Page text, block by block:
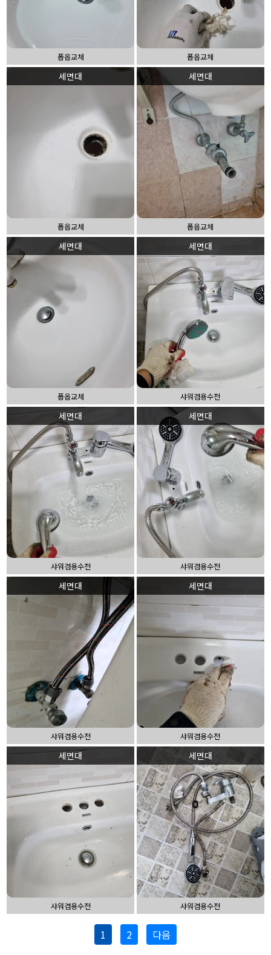
폽옵교체 폽옵교체
세면대
폽옵교체
세면대
폽옵교체
세면대
폽옵교체
세면대
샤워겸용수전
세면대
샤워겸용수전
세면대
샤워겸용수전
세면대
샤워겸용수전
세면대
샤워겸용수전
세면대
샤워겸용수전
세면대
샤워겸용수전
1 2 다음